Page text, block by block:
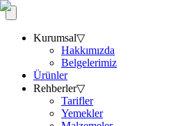
Kurumsal▽
Hakkımızda
Belgelerimiz
Ürünler
Rehberler▽
Tarifler
Yemekler